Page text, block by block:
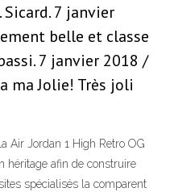
Sicard. 7 janvier
belle et classe
7 janvier 2018 /
ma Jolie! Très joli
Air Jordan 1 High Retro OG
héritage afin de construire
spécialisés la comparent